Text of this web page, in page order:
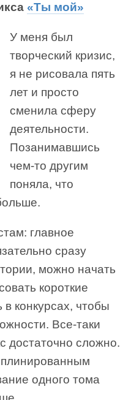
«Ты мой»
У меня был
творческий кризис,
я не рисовала пять
лет и просто
сменила сферу
деятельности.
Позанимавшись
чем-то другим
поняла, что
главное
сразу
можно начать
короткие
в конкурсах, чтобы
Все-таки
достаточно сложно.
одного тома